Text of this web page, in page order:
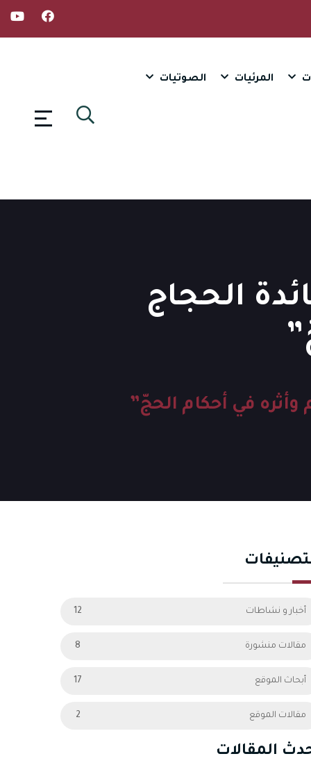
المرئيات الصوتيات
الحجاج
في أحكام الحجّ”
أخبار و نشاطات 12
مقالات منشورة 8
أبحاث الموقع 17
مقالات الموقع 2
المقالات